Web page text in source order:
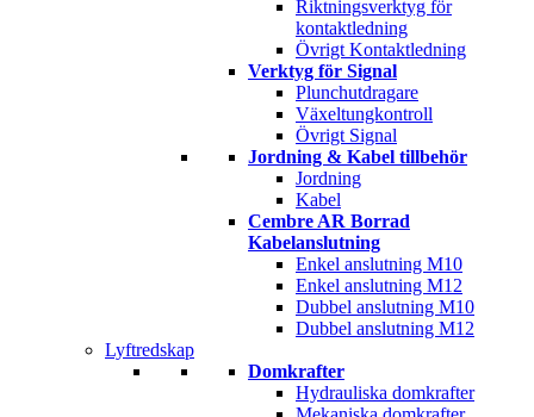
Riktningsverktyg för
kontaktledning
Övrigt Kontaktledning
Verktyg för Signal
Plunchutdragare
Växeltungkontroll
Övrigt Signal
Jordning & Kabel tillbehör
Jordning
Kabel
Cembre AR Borrad
Kabelanslutning
Enkel anslutning M10
Enkel anslutning M12
Dubbel anslutning M10
Dubbel anslutning M12
Lyftredskap
Domkrafter
Hydrauliska domkrafter